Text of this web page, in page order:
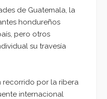
de Guatemala, la
hondureños
pero otros
su travesía
recorrido por la ribera
internacional